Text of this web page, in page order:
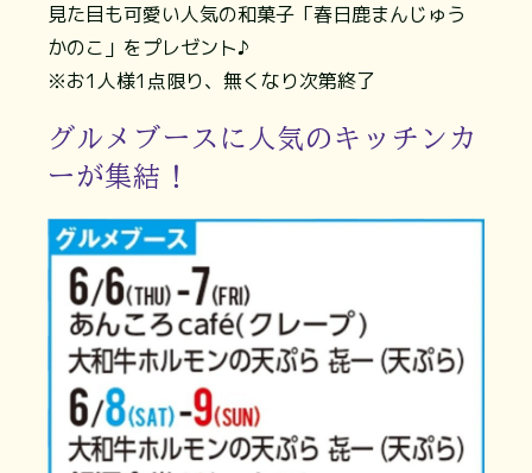
見た目も可愛い人気の和菓子「春日鹿まんじゅう
かのこ」をプレゼント♪
※お1人様1点限り、無くなり次第終了
グルメブースに人気のキッチンカ
ーが集結！